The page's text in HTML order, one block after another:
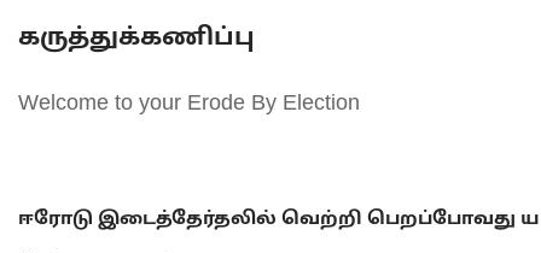
கருத்துக்கணிப்பு
Welcome to your Erode By Election
ஈரோடு இடைத்தேர்தலில் வெற்றி பெறப்போவது